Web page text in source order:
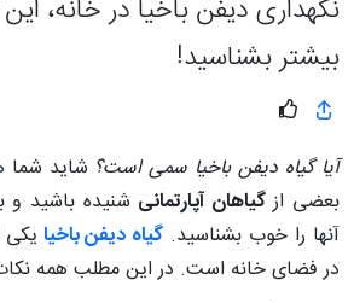
نگهداری دیفن باخیا در خانه،
بیشتر بشناسید!
آیا گیاه دیفن باخیا سمی است؟ شاید شما
بعضی ازگیاهان آپارتمانی شنیده باشید و
آنها را خوب بشناسید. گیاه دیفن باخیا یکی
در فضای خانه است. در این مطلب همه نکات